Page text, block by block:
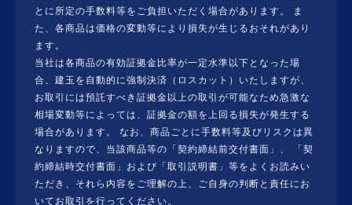
とに所定の手数料等をご負担いただく場合があります。 ま
た、各商品は価格の変動等により損失が生じるおそれがあり
ます。
当社は各商品の有効証拠金比率が一定水準以下となった場
合、建玉を自動的に強制決済（ロスカット）いたしますが、
お取引には預託すべき証拠金以上の取引が可能なため急激な
相場変動等によっては、証拠金の額を上回る損失が発生する
場合があります。 なお、商品ごとに手数料等及びリスクは異
なりますので、当該商品等の「契約締結前交付書面」、 「契
約締結時交付書面」および「取引説明書」等をよくお読みい
ただき、それら内容をご理解の上、ご自身の判断と責任にお
いてお取引を行ってください。